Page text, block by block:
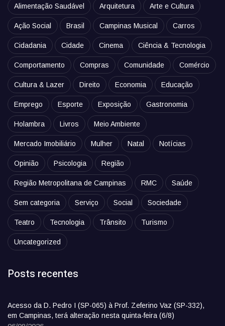
Alimentação Saudável Arquitetura Arte e Cultura
Ação Social Brasil Campinas Musical Carros
Cidadania Cidade Cinema Ciência & Tecnologia
Comportamento Compras Comunidade Comércio
Cultura & Lazer Direito Economia Educação
Emprego Esporte Exposição Gastronomia
Holambra Livros Meio Ambiente
Mercado Imobiliário Mulher Natal Notícias
Opinião Psicologia Região
Região Metropolitana de Campinas RMC Saúde
Sem categoria Serviço Social Sociedade
Teatro Tecnologia Trânsito Turismo
Uncategorized
Posts recentes
Acesso da D. Pedro I (SP-065) à Prof. Zeferino Vaz (SP-332),
em Campinas, terá alteração nesta quinta-feira (6/8)